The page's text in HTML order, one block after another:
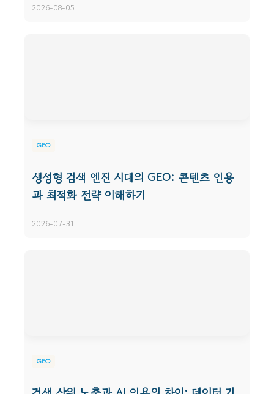
2026-08-05
GEO
생성형 검색 엔진 시대의 GEO: 콘텐츠 인용
과 최적화 전략 이해하기
2026-07-31
GEO